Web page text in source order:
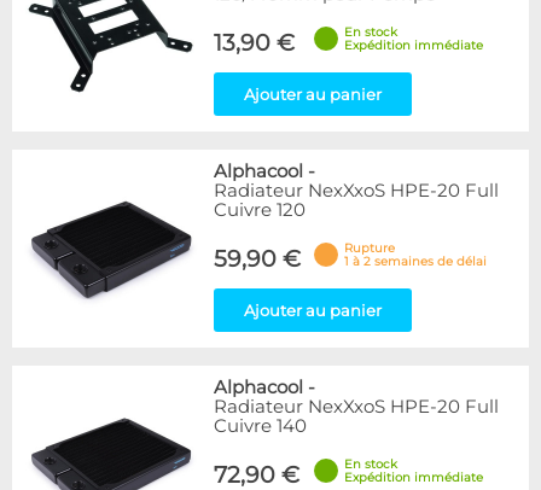
13,90 €
En stock
Expédition immédiate
Ajouter au panier
Alphacool -
Radiateur NexXxoS HPE-20 Full
Cuivre 120
59,90 €
Rupture
1 à 2 semaines de délai
Ajouter au panier
Alphacool -
Radiateur NexXxoS HPE-20 Full
Cuivre 140
72,90 €
En stock
Expédition immédiate